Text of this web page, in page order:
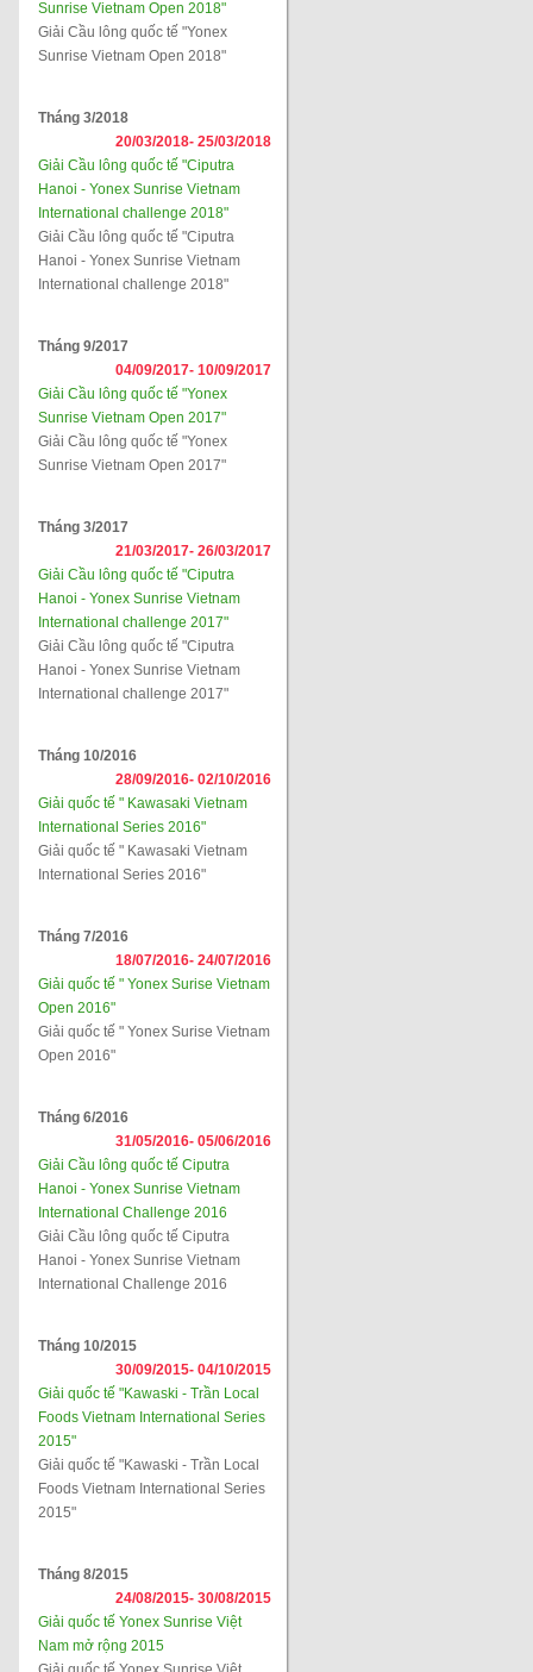
Sunrise Vietnam Open 2018"
Giải Cầu lông quốc tế "Yonex
Sunrise Vietnam Open 2018"
Tháng 3/2018
20/03/2018- 25/03/2018
Giải Cầu lông quốc tế "Ciputra
Hanoi - Yonex Sunrise Vietnam
International challenge 2018"
Giải Cầu lông quốc tế "Ciputra
Hanoi - Yonex Sunrise Vietnam
International challenge 2018"
Tháng 9/2017
04/09/2017- 10/09/2017
Giải Cầu lông quốc tế "Yonex
Sunrise Vietnam Open 2017"
Giải Cầu lông quốc tế "Yonex
Sunrise Vietnam Open 2017"
Tháng 3/2017
21/03/2017- 26/03/2017
Giải Cầu lông quốc tế "Ciputra
Hanoi - Yonex Sunrise Vietnam
International challenge 2017"
Giải Cầu lông quốc tế "Ciputra
Hanoi - Yonex Sunrise Vietnam
International challenge 2017"
Tháng 10/2016
28/09/2016- 02/10/2016
Giải quốc tế " Kawasaki Vietnam
International Series 2016"
Giải quốc tế " Kawasaki Vietnam
International Series 2016"
Tháng 7/2016
18/07/2016- 24/07/2016
Giải quốc tế " Yonex Surise Vietnam
Open 2016"
Giải quốc tế " Yonex Surise Vietnam
Open 2016"
Tháng 6/2016
31/05/2016- 05/06/2016
Giải Cầu lông quốc tế Ciputra
Hanoi - Yonex Sunrise Vietnam
International Challenge 2016
Giải Cầu lông quốc tế Ciputra
Hanoi - Yonex Sunrise Vietnam
International Challenge 2016
Tháng 10/2015
30/09/2015- 04/10/2015
Giải quốc tế "Kawaski - Trần Local
Foods Vietnam International Series
2015"
Giải quốc tế "Kawaski - Trần Local
Foods Vietnam International Series
2015"
Tháng 8/2015
24/08/2015- 30/08/2015
Giải quốc tế Yonex Sunrise Việt
Nam mở rộng 2015